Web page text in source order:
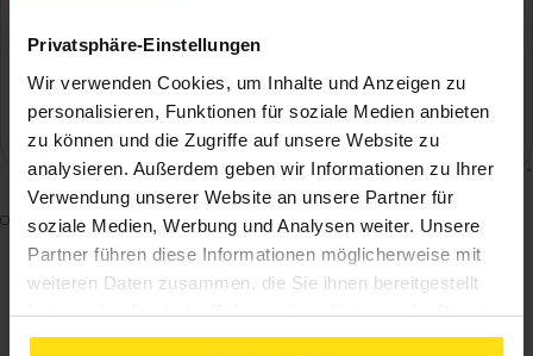
Privatsphäre-Einstellungen
Wir verwenden Cookies, um Inhalte und Anzeigen zu
personalisieren, Funktionen für soziale Medien anbieten
zu können und die Zugriffe auf unsere Website zu
analysieren. Außerdem geben wir Informationen zu Ihrer
Verwendung unserer Website an unsere Partner für
soziale Medien, Werbung und Analysen weiter. Unsere
Partner führen diese Informationen möglicherweise mit
weiteren Daten zusammen, die Sie ihnen bereitgestellt
haben oder die sie im Rahmen Ihrer Nutzung der Dienste
gesammelt haben. Indem Sie auf Einverstanden klicken,
Mit dem Absenden des Kontaktformulars erkläre ich
mich damit einverstanden, dass meine Daten zur
Bearbeitung meines Anliegens sowie zur internen
Analyse der Zugriffsquelle verwendet werden.